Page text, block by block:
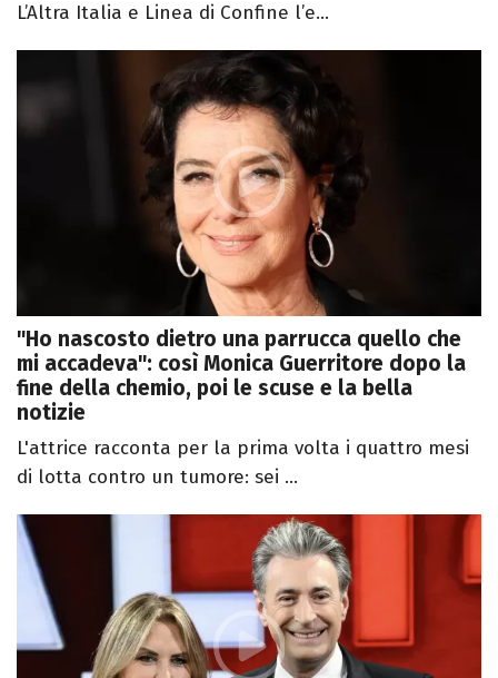
L’Altra Italia e Linea di Confine l’e...
"Ho nascosto dietro una parrucca quello che
mi accadeva": così Monica Guerritore dopo la
fine della chemio, poi le scuse e la bella
notizie
L'attrice racconta per la prima volta i quattro mesi
di lotta contro un tumore: sei ...